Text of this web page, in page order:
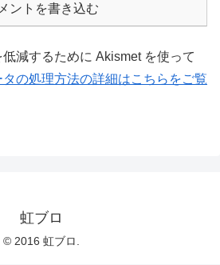
ントを書き込む
減するために Akismet を使って
タの処理方法の詳細はこちらをご覧
虹ブロ
© 2016 虹ブロ.